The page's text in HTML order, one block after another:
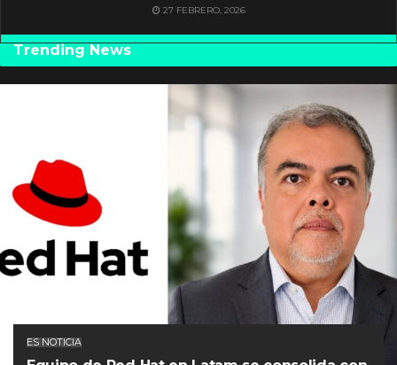
27 FEBRERO, 2026
Trending News
ES NOTICIA